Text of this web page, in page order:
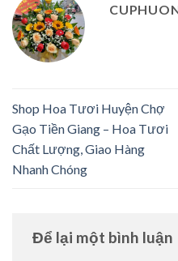
Shop Hoa Tươi Huyện Chợ
Gạo Tiền Giang – Hoa Tươi
Chất Lượng, Giao Hàng
Nhanh Chóng
Để lại một bình luận